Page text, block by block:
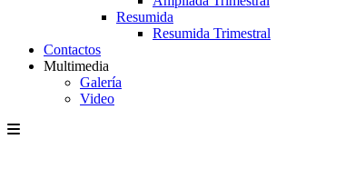
Resumida
Resumida Trimestral
Contactos
Multimedia
Galería
Video